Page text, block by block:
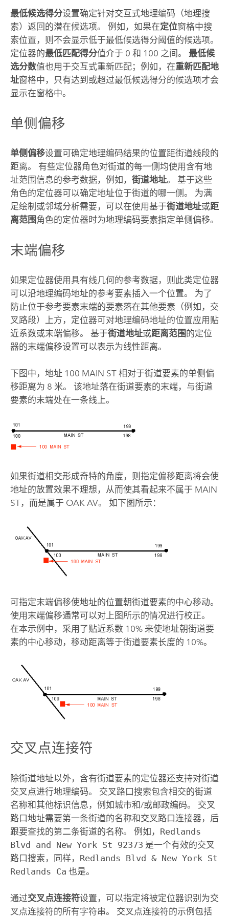
最低候选得分设置确定针对交互式地理编码（地理搜
索）返回的潜在候选项。 例如，如果在定位窗格中搜
索位置，则不会显示低于最低候选得分阈值的候选项。
定位器的最低匹配得分值介于 0 和 100 之间。 最低候
选分数值也用于交互式重新匹配；例如，在重新匹配地
址窗格中，只有达到或超过最低候选得分的候选项才会
显示在窗格中。
单侧偏移
单侧偏移设置可确定地理编码结果的位置距街道线段的
距离。 有些定位器角色对街道的每一侧均使用含有地
址范围信息的参考数据，例如， 街道地址。 基于这些
角色的定位器可以确定地址位于街道的哪一侧。 为满
足绘制或邻域分析需要，可以在使用基于街道地址或距
离范围角色的定位器时为地理编码要素指定单侧偏移。
末端偏移
如果定位器使用具有线几何的参考数据，则此类定位器
可以沿地理编码地址的参考要素插入一个位置。 为了
防止位于参考要素末端的要素落在其他要素（例如，交
叉路段）上方，定位器可对地理编码地址的位置应用贴
近系数或末端偏移。 基于街道地址或距离范围的定位
器的末端偏移设置可以表示为线性距离。
下图中，地址 100 MAIN ST 相对于街道要素的单侧偏
移距离为 8 米。 该地址落在街道要素的末端，与街道
要素的末端处在一条线上。
如果街道相交形成奇特的角度，则指定偏移距离将会使
地址的放置效果不理想，从而使其看起来不属于 MAIN
ST，而是属于 OAK AV。 如下图所示：
可指定末端偏移使地址的位置朝街道要素的中心移动。
使用末端偏移通常可以对上图所示的情况进行校正。
在本示例中，采用了贴近系数 10% 来使地址朝街道要
素的中心移动，移动距离等于街道要素长度的 10%。
交叉点连接符
除街道地址以外，含有街道要素的定位器还支持对街道
交叉点进行地理编码。 交叉路口搜索包含相交的街道
名称和其他标识信息，例如城市和/或邮政编码。 交叉
路口地址需要第一条街道的名称和交叉路口连接器，后
跟要查找的第二条街道的名称。 例如， Redlands
Blvd and New York St 92373 是一个有效的交叉
路口搜索，同样， Redlands Blvd & New York St
Redlands Ca 也是。
通过交叉点连接符设置，可以指定将被定位器识别为交
叉点连接符的所有字符串。 交叉点连接符的示例包括